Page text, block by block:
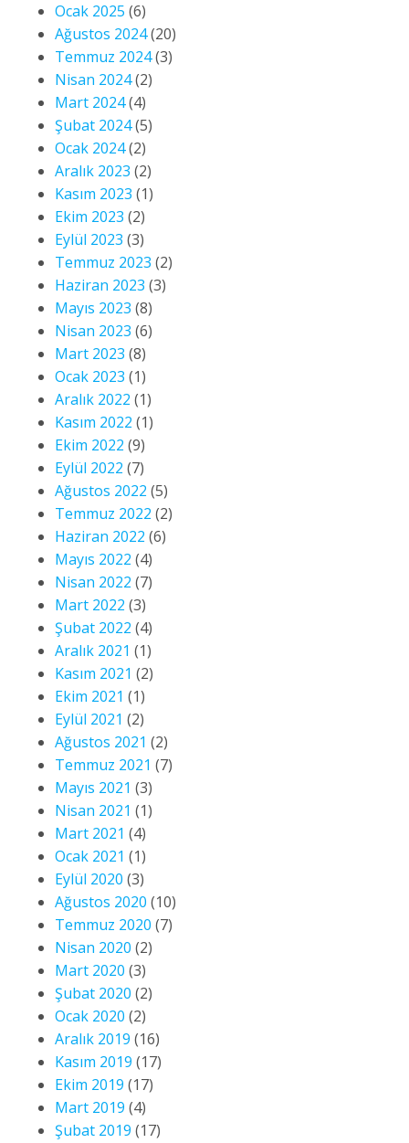
Ocak 2025 (6)
Ağustos 2024(20)
Temmuz 2024(3)
Nisan 2024(2)
Mart 2024(4)
Şubat 2024(5)
Ocak 2024(2)
Aralık 2023 (2)
Kasım 2023 (1)
Ekim 2023 (2)
Eylül 2023 (3)
Temmuz 2023 (2)
Haziran 2023 (3)
Mayıs 2023 (8)
Nisan 2023 (6)
Mart 2023 (8)
Ocak 2023 (1)
Aralık 2022 (1)
Kasım 2022 (1)
Ekim 2022 (9)
Eylül 2022 (7)
Ağustos 2022 (5)
Temmuz 2022 (2)
Haziran 2022 (6)
Mayıs 2022 (4)
Nisan 2022 (7)
Mart 2022 (3)
Şubat 2022 (4)
Aralık 2021 (1)
Kasım 2021 (2)
Ekim 2021 (1)
Eylül 2021 (2)
Ağustos 2021 (2)
Temmuz 2021 (7)
Mayıs 2021 (3)
Nisan 2021 (1)
Mart 2021 (4)
Ocak 2021 (1)
Eylül 2020 (3)
Ağustos 2020 (10)
Temmuz 2020 (7)
Nisan 2020 (2)
Mart 2020 (3)
Şubat 2020 (2)
Ocak 2020 (2)
Aralık 2019 (16)
Kasım 2019 (17)
Ekim 2019 (17)
Mart 2019 (4)
Şubat 2019 (17)